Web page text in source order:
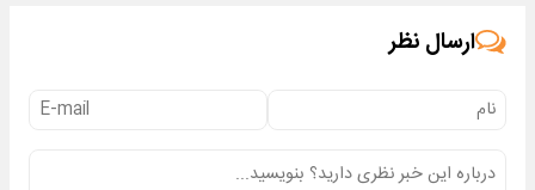
ارسال نظر